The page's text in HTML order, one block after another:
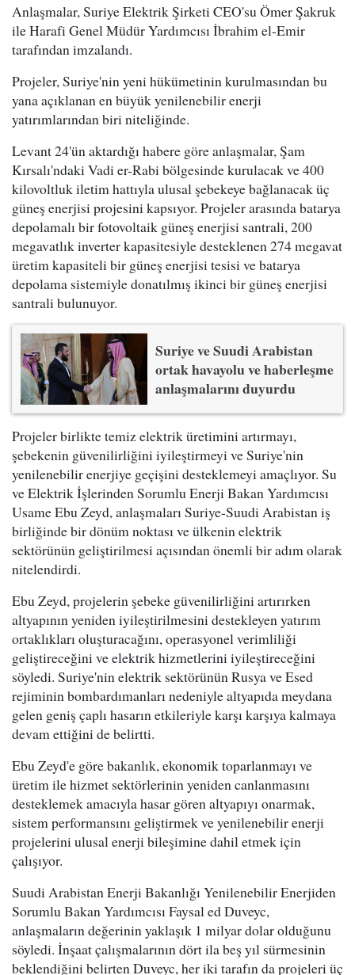
Anlaşmalar, Suriye Elektrik Şirketi CEO'su Ömer Şakruk
ile Harafi Genel Müdür Yardımcısı İbrahim el-Emir
tarafından imzalandı.
Projeler, Suriye'nin yeni hükümetinin kurulmasından bu
yana açıklanan en büyük yenilenebilir enerji
yatırımlarından biri niteliğinde.
Levant 24'ün aktardığı habere göre anlaşmalar, Şam
Kırsalı'ndaki Vadi er-Rabi bölgesinde kurulacak ve 400
kilovoltluk iletim hattıyla ulusal şebekeye bağlanacak üç
güneş enerjisi projesini kapsıyor. Projeler arasında batarya
depolamalı bir fotovoltaik güneş enerjisi santrali, 200
megavatlık inverter kapasitesiyle desteklenen 274 megavat
üretim kapasiteli bir güneş enerjisi tesisi ve batarya
depolama sistemiyle donatılmış ikinci bir güneş enerjisi
santrali bulunuyor.
Suriye ve Suudi Arabistan
ortak havayolu ve haberleşme
anlaşmalarını duyurdu
Projeler birlikte temiz elektrik üretimini artırmayı,
şebekenin güvenilirliğini iyileştirmeyi ve Suriye'nin
yenilenebilir enerjiye geçişini desteklemeyi amaçlıyor. Su
ve Elektrik İşlerinden Sorumlu Enerji Bakan Yardımcısı
Usame Ebu Zeyd, anlaşmaları Suriye-Suudi Arabistan iş
birliğinde bir dönüm noktası ve ülkenin elektrik
sektörünün geliştirilmesi açısından önemli bir adım olarak
nitelendirdi.
Ebu Zeyd, projelerin şebeke güvenilirliğini artırırken
altyapının yeniden iyileştirilmesini destekleyen yatırım
ortaklıkları oluşturacağını, operasyonel verimliliği
geliştireceğini ve elektrik hizmetlerini iyileştireceğini
söyledi. Suriye'nin elektrik sektörünün Rusya ve Esed
rejiminin bombardımanları nedeniyle altyapıda meydana
gelen geniş çaplı hasarın etkileriyle karşı karşıya kalmaya
devam ettiğini de belirtti.
Ebu Zeyd'e göre bakanlık, ekonomik toparlanmayı ve
üretim ile hizmet sektörlerinin yeniden canlanmasını
desteklemek amacıyla hasar gören altyapıyı onarmak,
sistem performansını geliştirmek ve yenilenebilir enerji
projelerini ulusal enerji bileşimine dahil etmek için
çalışıyor.
Suudi Arabistan Enerji Bakanlığı Yenilenebilir Enerjiden
Sorumlu Bakan Yardımcısı Faysal ed Duveyc,
anlaşmaların değerinin yaklaşık 1 milyar dolar olduğunu
söyledi. İnşaat çalışmalarının dört ila beş yıl sürmesinin
beklendiğini belirten Duveyc, her iki tarafın da projeleri üç